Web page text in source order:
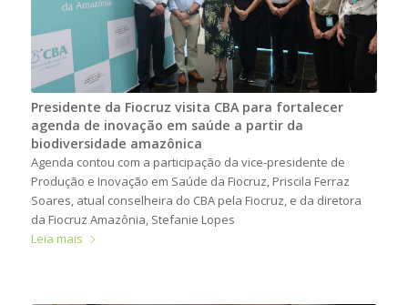
Presidente da Fiocruz visita CBA para fortalecer
agenda de inovação em saúde a partir da
biodiversidade amazônica
Agenda contou com a participação da vice-presidente de
Produção e Inovação em Saúde da Fiocruz, Priscila Ferraz
Soares, atual conselheira do CBA pela Fiocruz, e da diretora
da Fiocruz Amazônia, Stefanie Lopes
Leia mais